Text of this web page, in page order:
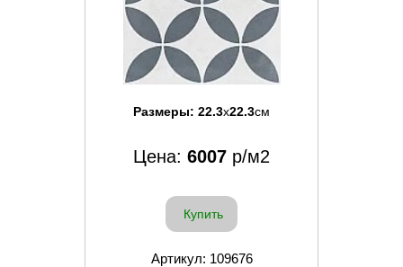
Размеры: 22.3x22.3см
Цена: 6007 р/м2
Купить
Артикул: 109676